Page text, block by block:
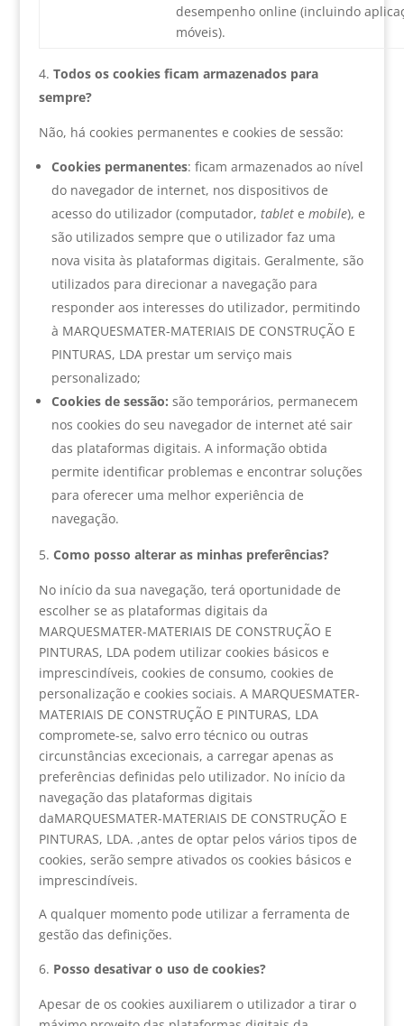
desempenho online (incluindo
móveis).
Todos os cookies ficam armazenados para
sempre?
Não, há cookies permanentes e cookies de sessão:
Cookies permanentes: ficam armazenados ao nível
do navegador de internet, nos dispositivos de
acesso do utilizador (computador, tablet e mobile), e
são utilizados sempre que o utilizador faz uma
nova visita às plataformas digitais. Geralmente, são
utilizados para direcionar a navegação para
responder aos interesses do utilizador, permitindo
à MARQUESMATER-MATERIAIS DE CONSTRUÇÃO E
PINTURAS, LDA prestar um serviço mais
personalizado;
Cookies de sessão: são temporários, permanecem
nos cookies do seu navegador de internet até sair
das plataformas digitais. A informação obtida
permite identificar problemas e encontrar soluções
para oferecer uma melhor experiência de
navegação.
Como posso alterar as minhas preferências?
No início da sua navegação, terá oportunidade de
escolher se as plataformas digitais da
MARQUESMATER-MATERIAIS DE CONSTRUÇÃO E
PINTURAS, LDA podem utilizar cookies básicos e
imprescindíveis, cookies de consumo, cookies de
personalização e cookies sociais. A MARQUESMATER-
MATERIAIS DE CONSTRUÇÃO E PINTURAS, LDA
compromete-se, salvo erro técnico ou outras
circunstâncias excecionais, a carregar apenas as
preferências definidas pelo utilizador. No início da
navegação das plataformas digitais
daMARQUESMATER-MATERIAIS DE CONSTRUÇÃO E
PINTURAS, LDA. ,antes de optar pelos vários tipos de
cookies, serão sempre ativados os cookies básicos e
imprescindíveis.
A qualquer momento pode utilizar a ferramenta de
gestão das definições.
Posso desativar o uso de cookies?
Apesar de os cookies auxiliarem o utilizador a tirar o